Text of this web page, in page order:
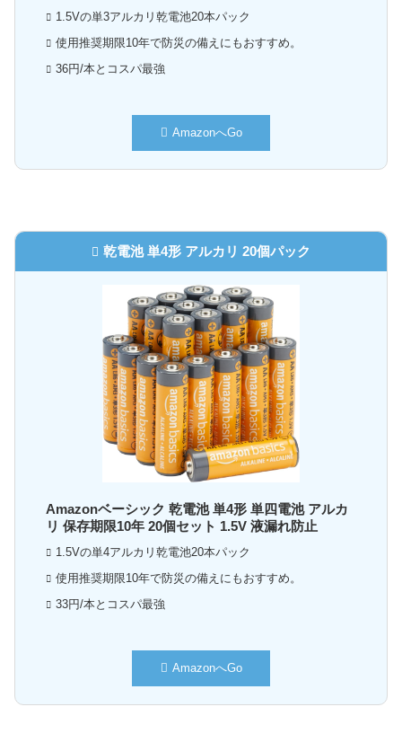
1.5Vの単3アルカリ乾電池20本パック
使用推奨期限10年で防災の備えにもおすすめ。
36円/本とコスパ最強
AmazonへGo
乾電池 単4形 アルカリ 20個パック
Amazonベーシック 乾電池 単4形 単四電池 アルカ
リ 保存期限10年 20個セット 1.5V 液漏れ防止
1.5Vの単4アルカリ乾電池20本パック
使用推奨期限10年で防災の備えにもおすすめ。
33円/本とコスパ最強
AmazonへGo